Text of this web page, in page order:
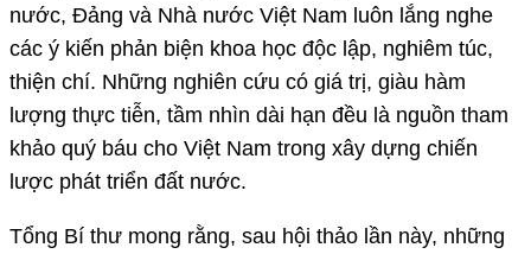
nước, Đảng và Nhà nước Việt Nam luôn lắng nghe
các ý kiến phản biện khoa học độc lập, nghiêm túc,
thiện chí. Những nghiên cứu có giá trị, giàu hàm
lượng thực tiễn, tầm nhìn dài hạn đều là nguồn tham
khảo quý báu cho Việt Nam trong xây dựng chiến
lược phát triển đất nước.
Tổng Bí thư mong rằng, sau hội thảo lần này, những